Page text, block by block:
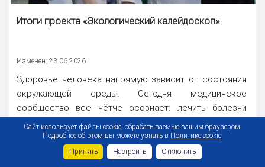
Итоги проекта «Экологический калейдоскоп»
Изменен: 23.06.2026
Здоровье человека напрямую зависит от состояния
окружающей среды. Сегодня медицинское
сообщество все чётче осознает: лечить болезни
невозможно без устранения их экологических причин.
Именно поэтому формирование
природоориентированного мировоззрения у будущих
Сайт использует файлы cookie, обрабатываемые вашим браузером.
Подробнее об этом вы можете узнать в Политике cookie.
Принять
Настроить Отклонить